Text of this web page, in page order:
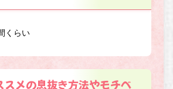
くらい
スメの息抜き方法やモチベ